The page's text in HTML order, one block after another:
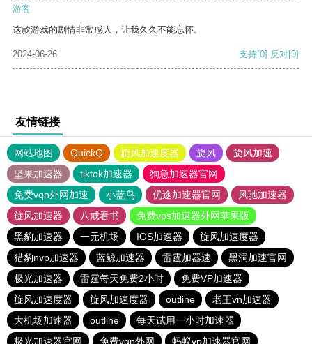
游客
这款游戏的剧情非常感人，让我久久不能忘怀。
2024-06-26 支持[0] 反对[0]
友情链接
网站地图 QuickQ 旋风加速度器 旋风
旋风加速
坚果加速器
tiktok加速器
狗急加速器官网
免费vqn外网加速
小蓝鸟 优途加速器官网
风驰加速器
旋风加速器
八戒看书
免费vps加速器外网苹果版
黑豹加速器
一元机场 IOS加速器
旋风加速度器
猎豹nvp加速器
蓝鲸加速器 雷霆加器速
黑洞加速官网
极光加速器
雷霆每天免费2小时
免费VP加速器
旋风加速度器
旋风加速度器 outline
老王vn加速器
大机场加速器
outline
每天试用一小时加速器
极光加速器官网
免费vqn外网 蚂蚁vp加速器官网